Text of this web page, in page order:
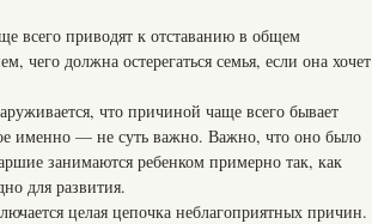
всего приводят к отставанию в общем
чего должна остерегаться семья, если она хочет
что причиной чаще всего бывает
именно — не суть важно. Важно, что оно было
занимаются ребенком примерно так, как
для развития.
целая цепочка неблагоприятных причин.